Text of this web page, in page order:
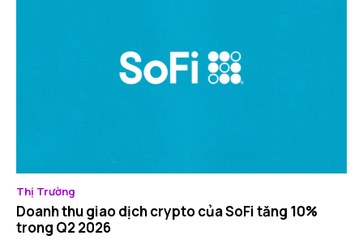
Thị Trường
Doanh thu giao dịch crypto của SoFi tăng 10%
trong Q2 2026